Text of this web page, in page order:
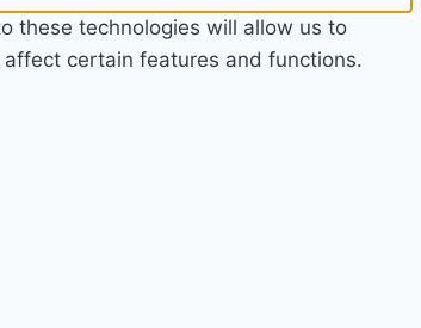
these technologies will allow us to
certain features and functions.